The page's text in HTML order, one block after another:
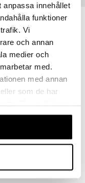
anpassa innehållet
funktioner
Vi
och annan
medier och
med.
med annan
som de har
vår webbplats.